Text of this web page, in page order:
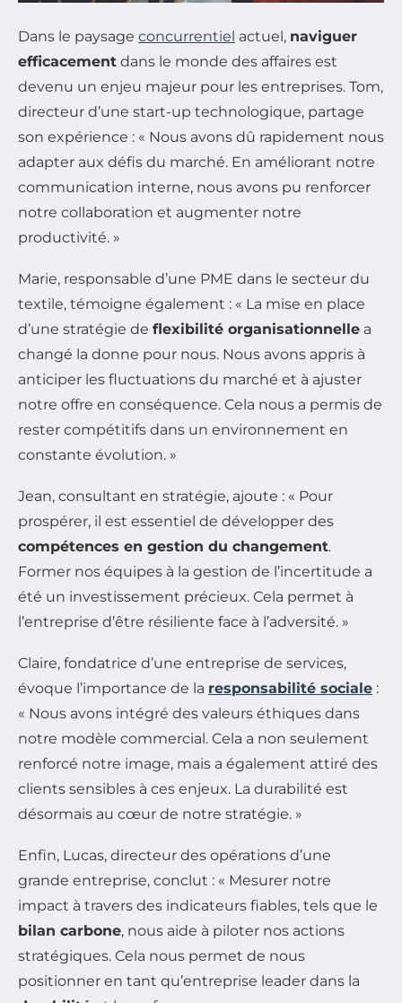
Dans le paysage concurrentiel actuel, naviguer
efficacement dans le monde des affaires est
devenu un enjeu majeur pour les entreprises. Tom,
directeur d’une start-up technologique, partage
son expérience : « Nous avons dû rapidement nous
adapter aux défis du marché. En améliorant notre
communication interne, nous avons pu renforcer
notre collaboration et augmenter notre
productivité. »
Marie, responsable d’une PME dans le secteur du
textile, témoigne également : « La mise en place
d’une stratégie de flexibilité organisationnelle a
changé la donne pour nous. Nous avons appris à
anticiper les fluctuations du marché et à ajuster
notre offre en conséquence. Cela nous a permis de
rester compétitifs dans un environnement en
constante évolution. »
Jean, consultant en stratégie, ajoute : « Pour
prospérer, il est essentiel de développer des
compétences en gestion du changement.
Former nos équipes à la gestion de l’incertitude a
été un investissement précieux. Cela permet à
l’entreprise d’être résiliente face à l’adversité. »
Claire, fondatrice d’une entreprise de services,
évoque l’importance de la responsabilité sociale :
« Nous avons intégré des valeurs éthiques dans
notre modèle commercial. Cela a non seulement
renforcé notre image, mais a également attiré des
clients sensibles à ces enjeux. La durabilité est
désormais au cœur de notre stratégie. »
Enfin, Lucas, directeur des opérations d’une
grande entreprise, conclut : « Mesurer notre
impact à travers des indicateurs fiables, tels que le
bilan carbone, nous aide à piloter nos actions
stratégiques. Cela nous permet de nous
positionner en tant qu’entreprise leader dans la